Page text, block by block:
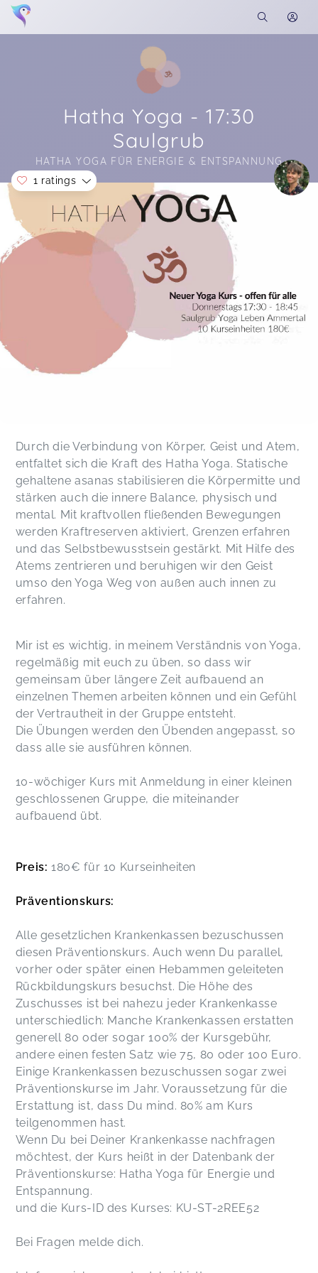
Hatha Yoga - 17:30
Saulgrub
HATHA YOGA FÜR ENERGIE & ENTSPANNUNG
Soon you will learn more about me here...
1 ratings
Vielen Dank für den schönen Yogakurs! Auch für
absolute Anfänger gut geeignet.
Durch die Verbindung von Körper, Geist und Atem,
entfaltet sich die Kraft des Hatha Yoga. Statische
gehaltene asanas stabilisieren die Körpermitte und
stärken auch die innere Balance, physisch und
mental. Mit kraftvollen fließenden Bewegungen
werden Kraftreserven aktiviert, Grenzen erfahren
und das Selbstbewusstsein gestärkt. Mit Hilfe des
Atems zentrieren und beruhigen wir den Geist
umso den Yoga Weg von außen auch innen zu
erfahren.
Mir ist es wichtig, in meinem Verständnis von Yoga,
regelmäßig mit euch zu üben, so dass wir
gemeinsam über längere Zeit aufbauend an
einzelnen Themen arbeiten können und ein Gefühl
der Vertrautheit in der Gruppe entsteht.
Die Übungen werden den Übenden angepasst, so
dass alle sie ausführen können.
10-wöchiger Kurs mit Anmeldung in einer kleinen
geschlossenen Gruppe, die miteinander
aufbauend übt.
Preis: 180€ für 10 Kurseinheiten
Präventionskurs:
Alle gesetzlichen Krankenkassen bezuschussen
diesen Präventionskurs. Auch wenn Du parallel,
vorher oder später einen Hebammen geleiteten
Rückbildungskurs besuchst. Die Höhe des
Zuschusses ist bei nahezu jeder Krankenkasse
unterschiedlich: Manche Krankenkassen erstatten
generell 80 oder sogar 100% der Kursgebühr,
andere einen festen Satz wie 75, 80 oder 100 Euro.
Einige Krankenkassen bezuschussen sogar zwei
Präventionskurse im Jahr. Voraussetzung für die
Erstattung ist, dass Du mind. 80% am Kurs
teilgenommen hast.
Wenn Du bei Deiner Krankenkasse nachfragen
möchtest, der Kurs heißt in der Datenbank der
Präventionskurse: Hatha Yoga für Energie und
Entspannung.
und die Kurs-ID des Kurses: KU-ST-2REE52
Bei Fragen melde dich.